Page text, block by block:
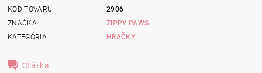
KÓD TOVARU
2906
ZNAČKA
ZIPPY PAWS
KATEGÓRIA
HRAČKY
Otázka